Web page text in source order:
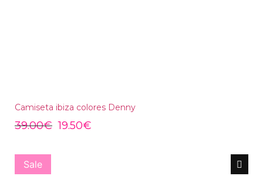
Camiseta ibiza colores Denny
39.00€ 19.50€
Sale